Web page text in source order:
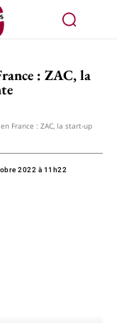
: ZAC, la
France : ZAC, la start-up
2022 à 11h22